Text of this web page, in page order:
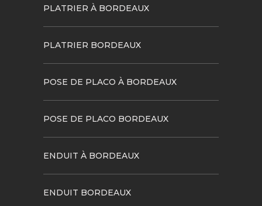
PLATRIER À BORDEAUX
PLATRIER BORDEAUX
POSE DE PLACO À BORDEAUX
POSE DE PLACO BORDEAUX
ENDUIT À BORDEAUX
ENDUIT BORDEAUX